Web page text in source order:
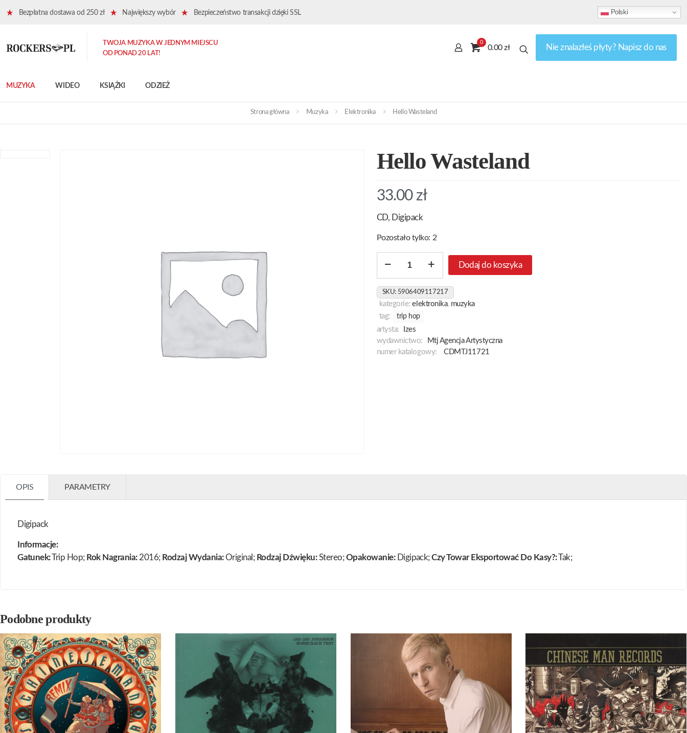
Bezpłatna dostawa od 250 zł Największy wybór Bezpieczeństwo transakcji dzięki SSL Polski
MUZYKA WIDEO KSIĄŻKI ODZIEŻ
TWOJA MUZYKA W JEDNYM MIEJSCU
OD PONAD 20 LAT!
0
0.00 zł Nie znalazłeś płyty? Napisz do nas
Strona główna Muzyka Elektronika Hello Wasteland
Hello Wasteland
33.00 zł
CD, Digipack
Pozostało tylko: 2
Dodaj do koszyka
SKU: 5906409117217
kategorie:elektronika, muzyka
tag:
trip hop
artysta:
Izes
wydawnictwo:
Mtj Agencja Artystyczna
numer katalogowy:
CDMTJ11721
OPIS PARAMETRY
Digipack
Informacje:
Gatunek:Trip Hop; Rok Nagrania:2016; Rodzaj Wydania:Original; Rodzaj Dźwięku:Stereo;Opakowanie:Digipack;Czy Towar Eksportować Do Kasy?:Tak;
Podobne produkty